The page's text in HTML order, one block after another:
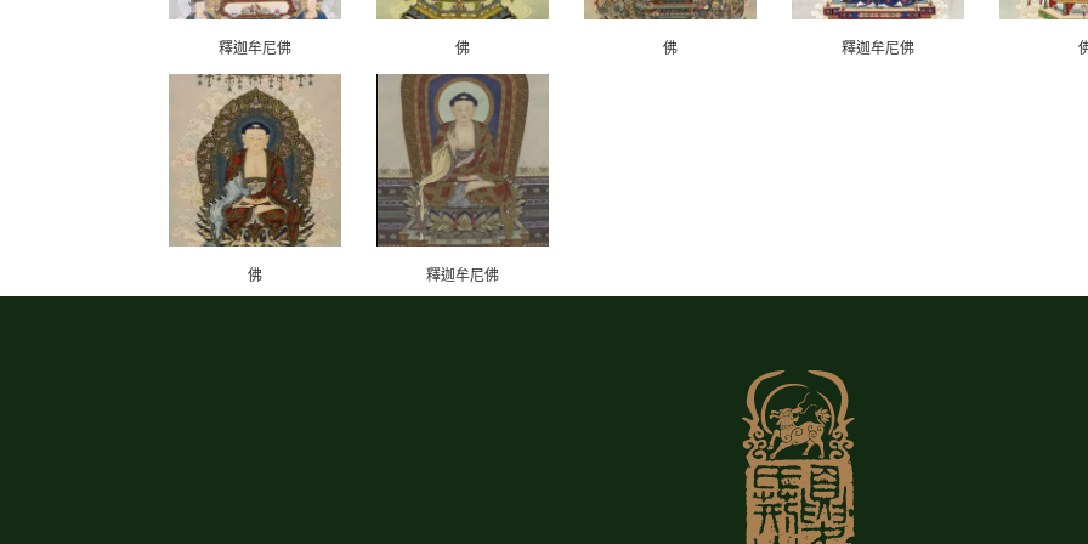
釋迦牟尼佛 佛 佛 釋迦牟尼佛
佛 釋迦牟尼佛